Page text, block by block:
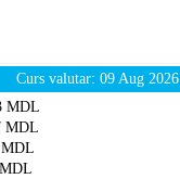
Curs valutar: 09 Aug 2026
MDL
MDL
MDL